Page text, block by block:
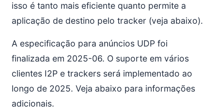
isso é tanto mais eficiente quanto permite a
aplicação de destino pelo tracker (veja abaixo).
A especificação para anúncios UDP foi
finalizada em 2025-06. O suporte em vários
clientes I2P e trackers será implementado ao
longo de 2025. Veja abaixo para informações
adicionais.